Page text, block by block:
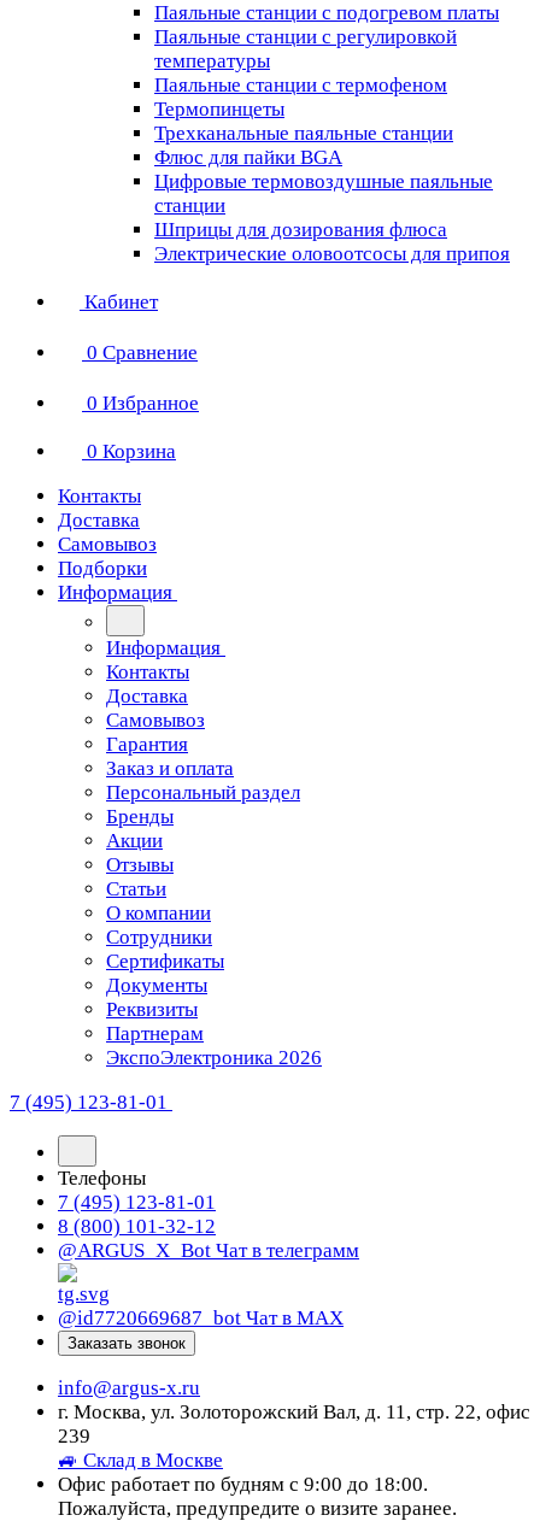
Паяльные станции с подогревом платы
Паяльные станции с регулировкой
температуры
Паяльные станции с термофеном
Термопинцеты
Трехканальные паяльные станции
Флюс для пайки BGA
Цифровые термовоздушные паяльные
станции
Шприцы для дозирования флюса
Электрические оловоотсосы для припоя
Кабинет
0 Сравнение
0 Избранное
0 Корзина
Контакты
Доставка
Самовывоз
Подборки
Информация
Информация
Контакты
Доставка
Самовывоз
Гарантия
Заказ и оплата
Персональный раздел
Бренды
Акции
Отзывы
Статьи
О компании
Сотрудники
Сертификаты
Документы
Реквизиты
Партнерам
ЭкспоЭлектроника 2026
7 (495) 123-81-01
Телефоны
7 (495) 123-81-01
8 (800) 101-32-12
@ARGUS_X_Bot Чат в телеграмм
@id7720669687_bot Чат в МАХ
Заказать звонок
info@argus-x.ru
г. Москва, ул. Золоторожский Вал, д. 11, стр. 22, офис
239
🚙 Склад в Москве
Офис работает по будням с 9:00 до 18:00.
Пожалуйста, предупредите о визите заранее.